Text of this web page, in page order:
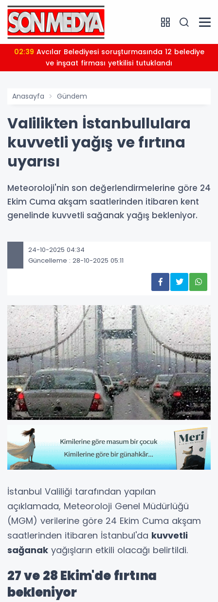
02:39
ve inşaat firması yetkilisi tutuklandı
Anasayfa Gündem
Valilikten İstanbullulara
kuvvetli yağış ve fırtına
uyarısı
Meteoroloji'nin son değerlendirmelerine göre 24
Ekim Cuma akşam saatlerinden itibaren kent
genelinde kuvvetli sağanak yağış bekleniyor.
24-10-2025 04:34
Güncelleme : 28-10-2025 05:11
İstanbul Valiliği tarafından yapılan
açıklamada, Meteoroloji Genel Müdürlüğü
(MGM) verilerine göre 24 Ekim Cuma akşam
saatlerinden itibaren İstanbul'da kuvvetli
sağanak yağışların etkili olacağı belirtildi.
27 ve 28 Ekim'de fırtına
bekleniyor